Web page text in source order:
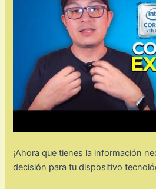
¡Ahora que tienes la información
decisión para tu dispositivo